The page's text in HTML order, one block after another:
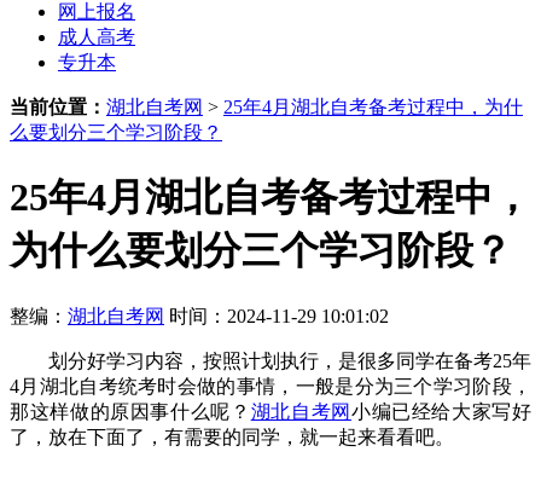
网上报名
成人高考
专升本
当前位置： 湖北自考网 > 25年4月湖北自考备考过程中，为什
么要划分三个学习阶段？
25年4月湖北自考备考过程中，
为什么要划分三个学习阶段？
整编： 湖北自考网 时间：2024-11-29 10:01:02
划分好学习内容，按照计划执行，是很多同学在备考25年
4月湖北自考统考时会做的事情，一般是分为三个学习阶段，
那这样做的原因事什么呢？ 湖北自考网 小编已经给大家写好
了，放在下面了，有需要的同学，就一起来看看吧。